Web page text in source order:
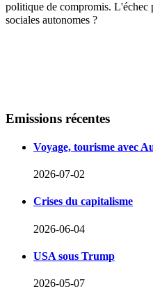
politique de compromis.
sociales autonomes ?
Emissions récentes
Voyage, tourisme avec
2026-07-02
Crises du capitalisme
2026-06-04
USA sous Trump
2026-05-07